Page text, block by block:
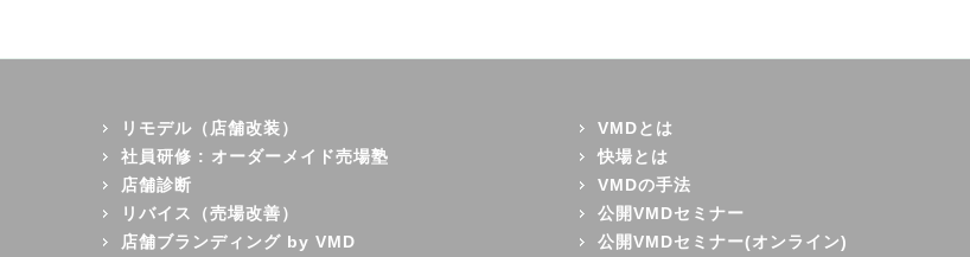
VMDとは
快場とは
VMDの手法
公開VMDセミナー
公開VMDセミナー(オンライン)
リモデル（店舗改装）
社員研修 : オーダーメイド売場塾
店舗診断
リバイス（売場改善）
店舗ブランディング by VMD